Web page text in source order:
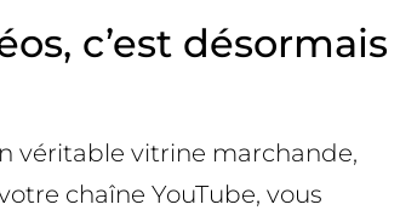
c’est désormais
véritable vitrine marchande,
chaîne YouTube, vous